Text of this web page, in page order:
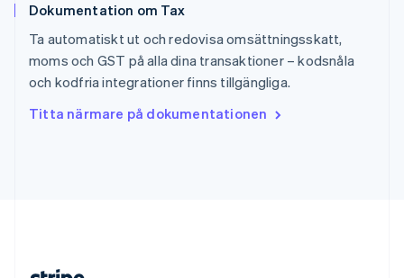
Dokumentation om Tax
Ta automatiskt ut och redovisa omsättningsskatt,
moms och GST på alla dina transaktioner – kodsnåla
och kodfria integrationer finns tillgängliga.
Titta närmare på dokumentationen
English
Sverige
Thailand
ไทยEnglish
English